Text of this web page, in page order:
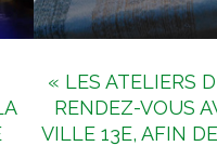
« LES ATELIERS
RENDEZ-VOUS
VILLE 13E, AFIN